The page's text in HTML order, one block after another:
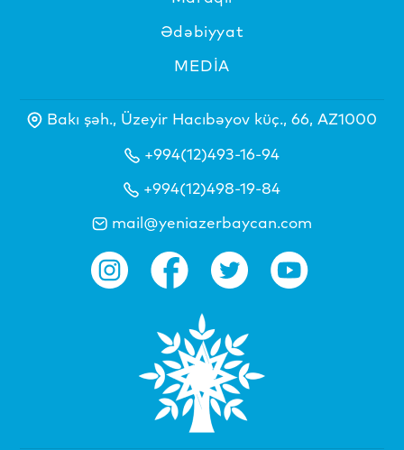
Ədəbiyyat
MEDİA
Bakı şəh., Üzeyir Hacıbəyov küç., 66, AZ1000
+994(12)493-16-94
+994(12)498-19-84
mail@yeniazerbaycan.com